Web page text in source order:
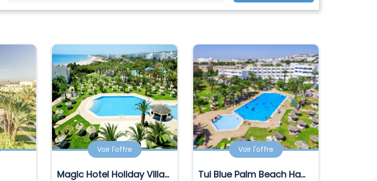
Voir l'offre
Magic Hotel Holiday Village El Manar
Voir l'offre
Tui Blue Palm Beach Hammamet